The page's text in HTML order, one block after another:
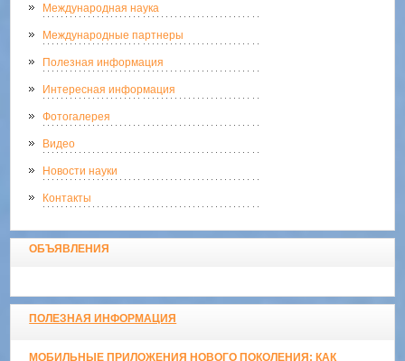
Международная наука
Международные партнеры
Полезная информация
Интересная информация
Фотогалерея
Видео
Новости науки
Контакты
ОБЪЯВЛЕНИЯ
ПОЛЕЗНАЯ ИНФОРМАЦИЯ
МОБИЛЬНЫЕ ПРИЛОЖЕНИЯ НОВОГО ПОКОЛЕНИЯ: КАК